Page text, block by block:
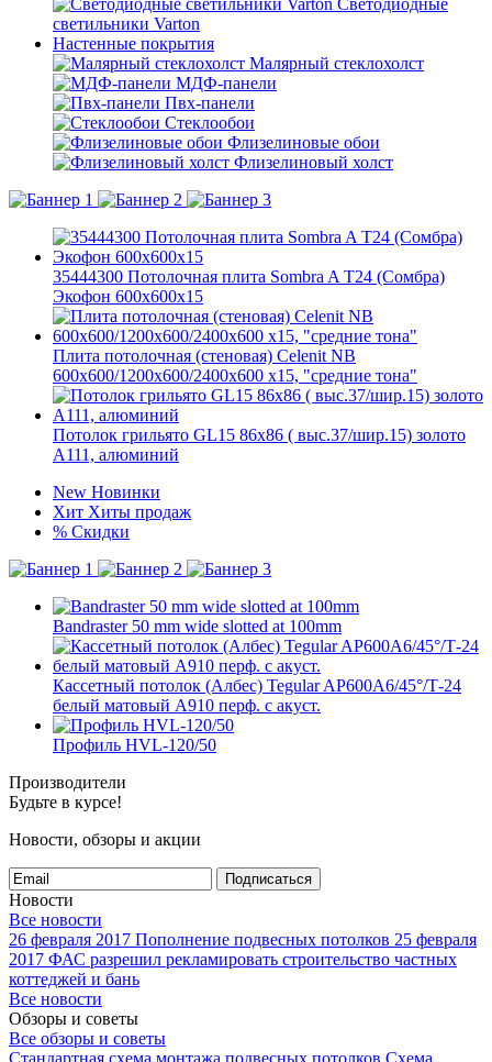
Светодиодные
светильники Varton
Настенные покрытия
Малярный стеклохолст
МДФ-панели
Пвх-панели
Стеклообои
Флизелиновые обои
Флизелиновый холст
35444300 Потолочная плита Sombra A T24 (Сомбра)
Экофон 600x600x15
Плита потолочная (стеновая) Celenit NB
600x600/1200x600/2400x600 x15, "средние тона"
Потолок грильято GL15 86х86 ( выс.37/шир.15) золото
А111, алюминий
New Новинки
Хит Хиты продаж
% Скидки
Bandraster 50 mm wide slotted at 100mm
Кассетный потолок (Албес) Tegular AP600A6/45°/Т-24
белый матовый А910 перф. с акуст.
Профиль HVL-120/50
Производители
Будьте в курсе!
Новости, обзоры и акции
Подписаться
Новости
Все новости
26 февраля 2017 Пополнение подвесных потолков 25 февраля
2017 ФАС разрешил рекламировать строительство частных
коттеджей и бань
Все новости
Обзоры и советы
Все обзоры и советы
Стандартная схема монтажа подвесных потолков Схема